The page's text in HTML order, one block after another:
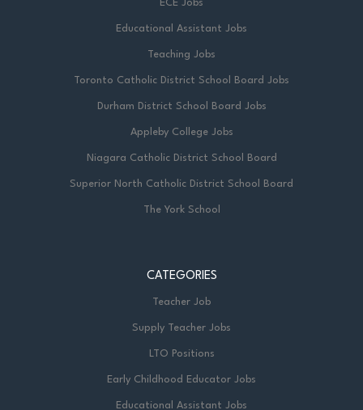
ECE Jobs
Educational Assistant Jobs
Teaching Jobs
Toronto Catholic District School Board Jobs
Durham District School Board Jobs
Appleby College Jobs
Niagara Catholic District School Board
Superior North Catholic District School Board
The York School
CATEGORIES
Teacher Job
Supply Teacher Jobs
LTO Positions
Early Childhood Educator Jobs
Educational Assistant Jobs